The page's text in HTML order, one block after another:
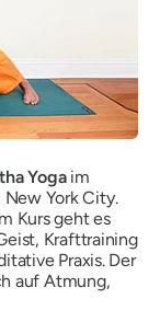
Yoga im
York City.
Kurs geht es
Krafttraining
Praxis. Der
auf Atmung,